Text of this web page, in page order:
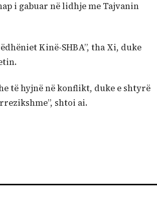
i gabuar në lidhje me Tajvanin
Kinë-SHBA”, tha Xi, duke
të hyjnë në konflikt, duke e shtyrë
shtoi ai.